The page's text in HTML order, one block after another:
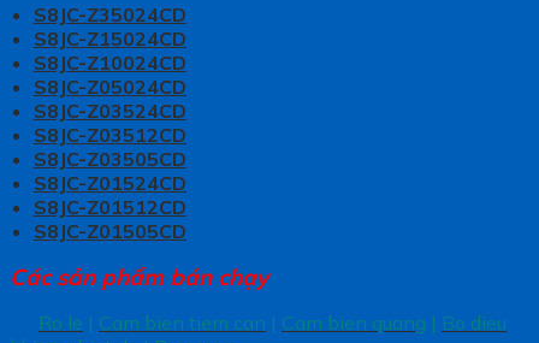
S8JC-Z35024CD
S8JC-Z15024CD
S8JC-Z10024CD
S8JC-Z05024CD
S8JC-Z03524CD
S8JC-Z03512CD
S8JC-Z03505CD
S8JC-Z01524CD
S8JC-Z01512CD
S8JC-Z01505CD
Các sản phẩm bán chạy
Ro le | Cam bien tiem can | Cam bien quang | Bo dieu